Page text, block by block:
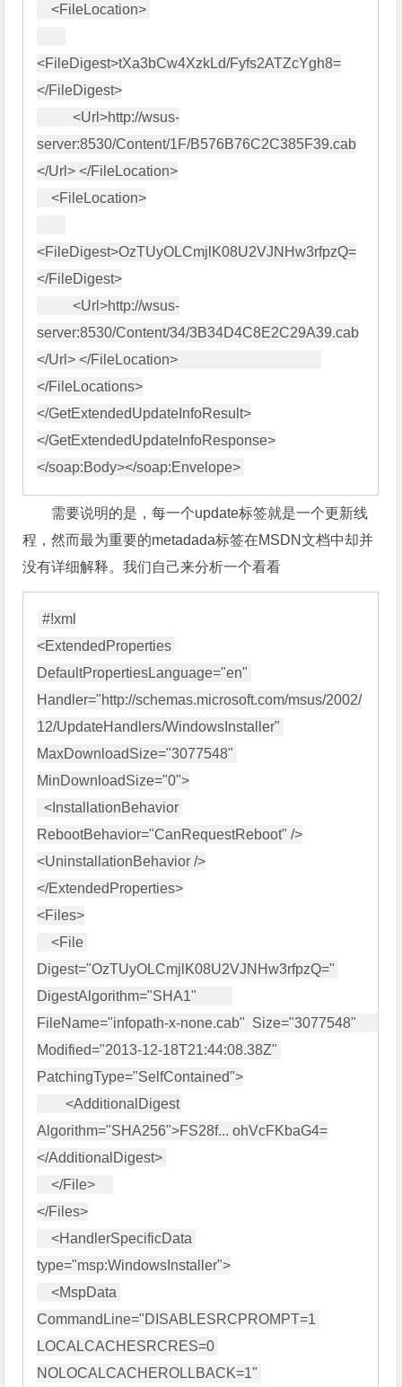
    <FileLocation>
<FileDigest>tXa3bCw4XzkLd/Fyfs2ATZcYgh8=
</FileDigest>
          <Url>http://wsus-
server:8530/Content/1F/B576B76C2C385F39.cab
</Url> </FileLocation>
    <FileLocation>
<FileDigest>OzTUyOLCmjlK08U2VJNHw3rfpzQ=
</FileDigest>
          <Url>http://wsus-
server:8530/Content/34/3B34D4C8E2C29A39.cab
</Url> </FileLocation>
</FileLocations>
</GetExtendedUpdateInfoResult>
</GetExtendedUpdateInfoResponse>
需要说明的是，每一个update标签就是一个更新线
程，然而最为重要的metadada标签在MSDN文档中却并
没有详细解释。我们自己来分析一个看看
#!xml
<ExtendedProperties
DefaultPropertiesLanguage="en"
Handler="http://schemas.microsoft.com/msus/2002/
12/UpdateHandlers/WindowsInstaller"
MaxDownloadSize="3077548"
MinDownloadSize="0">
  <InstallationBehavior
RebootBehavior="CanRequestReboot" />
<UninstallationBehavior />
</ExtendedProperties>
<Files>
    <File
Digest="OzTUyOLCmjlK08U2VJNHw3rfpzQ="
DigestAlgorithm="SHA1"
FileName="infopath-x-none.cab"  Size="3077548"
Modified="2013-12-18T21:44:08.38Z"
PatchingType="SelfContained">
        <AdditionalDigest
Algorithm="SHA256">FS28f... ohVcFKbaG4=
</AdditionalDigest>
    </File>
</Files>
    <HandlerSpecificData
type="msp:WindowsInstaller">
    <MspData
CommandLine="DISABLESRCPROMPT=1
LOCALCACHESRCRES=0
NOLOCALCACHEROLLBACK=1"